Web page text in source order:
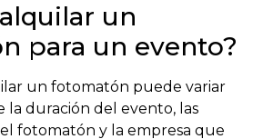
un
para un evento?
un fotomatón puede variar
la duración del evento, las
fotomatón y la empresa que